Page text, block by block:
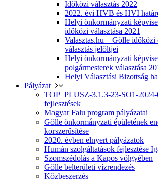
Időközi választás 2022
2022. évi HVB és HVI
Helyi önkormányzati
időközi választása 2021
Valasztas.hu – Gölle időközi
választás jelöltjei
Helyi önkormányzati
polgármesterek választása
Helyi Választási Bizottság
Pályázat
TOP_PLUSZ-3.1.3-23-SO1-
fejlesztések
Magyar Falu program pályázatai
Gölle önkormányzati épületének
korszerűsítése
2020. évben elnyert pályázatok
Humán szolgáltatások fejlesztése
Szomszédolás a Kapos völgyében
Gölle belterületi vízrendezés
Közbeszerzés